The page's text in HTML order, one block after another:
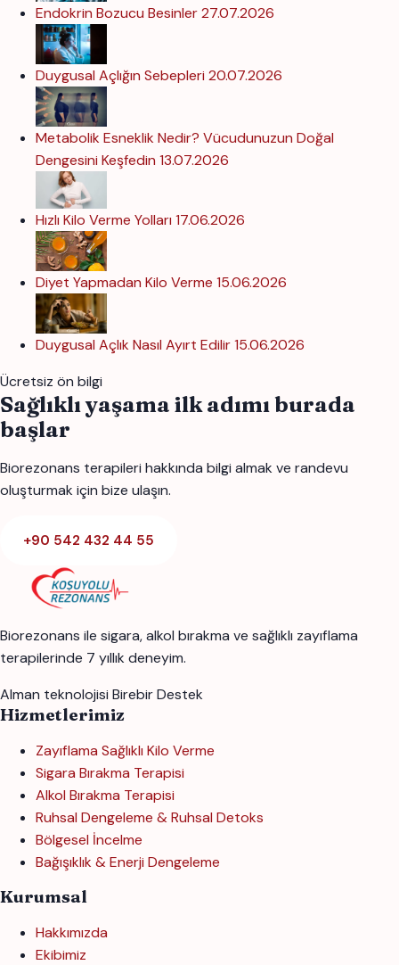
Endokrin Bozucu Besinler27.07.2026
Duygusal Açlığın Sebepleri 20.07.2026
Metabolik Esneklik Nedir? Vücudunuzun Doğal
Dengesini Keşfedin 13.07.2026
Hızlı Kilo Verme Yolları 17.06.2026
Diyet Yapmadan Kilo Verme 15.06.2026
Duygusal Açlık Nasıl Ayırt Edilir15.06.2026
Ücretsiz ön bilgi
Sağlıklı yaşama ilk adımı burada
başlar
Biorezonans terapileri hakkında bilgi almak ve randevu
oluşturmak için bize ulaşın.
+90 542 432 44 55
Biorezonans ile sigara, alkol bırakma ve sağlıklı zayıflama
terapilerinde 7 yıllık deneyim.
Alman teknolojisi Birebir Destek
Hizmetlerimiz
Zayıflama Sağlıklı Kilo Verme
Sigara Bırakma Terapisi
Alkol Bırakma Terapisi
Ruhsal Dengeleme & Ruhsal Detoks
Bölgesel İncelme
Bağışıklık & Enerji Dengeleme
Kurumsal
Hakkımızda
Ekibimiz